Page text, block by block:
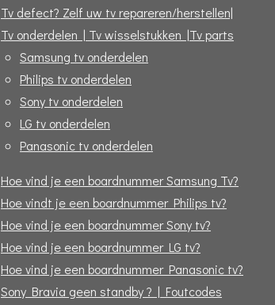
Tv defect? Zelf uw tv repareren/herstellen|
Tv onderdelen | Tv wisselstukken |Tv parts
Samsung tv onderdelen
Philips tv onderdelen
Sony tv onderdelen
LG tv onderdelen
Panasonic tv onderdelen
Hoe vind je een boardnummer Samsung Tv?
Hoe vindt je een boardnummer Philips tv?
Hoe vind je een boardnummer Sony tv?
Hoe vind je een boardnummer LG tv?
Hoe vind je een boardnummer Panasonic tv?
Sony Bravia geen standby ? | Foutcodes